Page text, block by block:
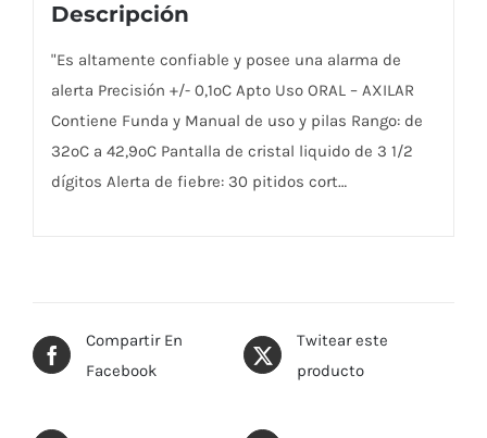
Descripción
"Es altamente confiable y posee una alarma de
alerta Precisión +/- 0,1ºC Apto Uso ORAL – AXILAR
Contiene Funda y Manual de uso y pilas Rango: de
32ºC a 42,9ºC Pantalla de cristal liquido de 3 1/2
dígitos Alerta de fiebre: 30 pitidos cort…
Compartir En
Facebook
Twitear este
producto